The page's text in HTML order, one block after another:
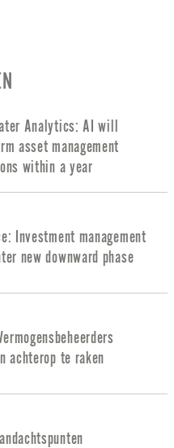
Analytics: AI will
asset management
within a year
Investment management
new downward phase
achterop te raken